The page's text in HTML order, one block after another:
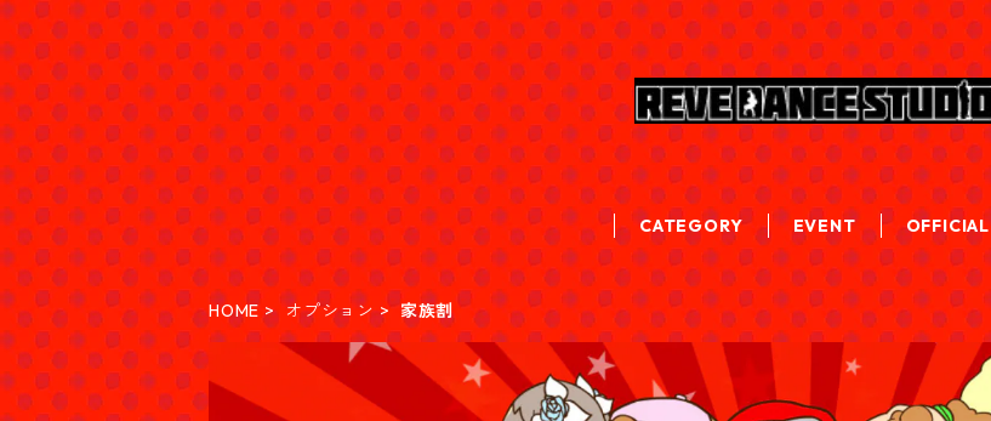
CATEGORY EVENT OFFICIAL
HOME オプション 家族割